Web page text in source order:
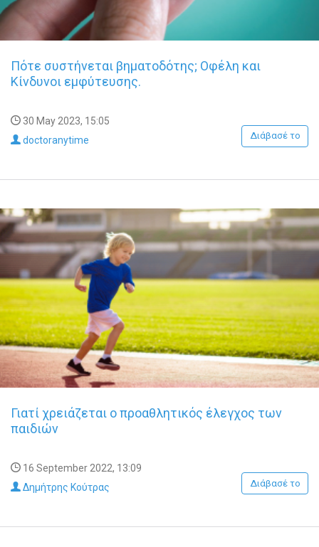
Πότε συστήνεται βηματοδότης; Οφέλη και
Κίνδυνοι εμφύτευσης.
30 May 2023, 15:05
doctoranytime
Διάβασέ το
Γιατί χρειάζεται ο προαθλητικός έλεγχος των
παιδιών
16 September 2022, 13:09
Δημήτρης Κούτρας
Διάβασέ το